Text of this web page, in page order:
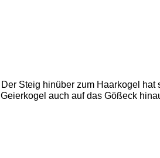
Der Steig hinüber zum Haarkogel
Geierkogel auch auf das Gößeck